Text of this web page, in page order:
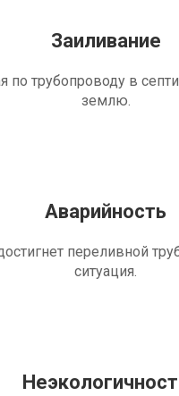
Заиливание
трубопроводу в
землю.
Аварийность
переливной
ситуация.